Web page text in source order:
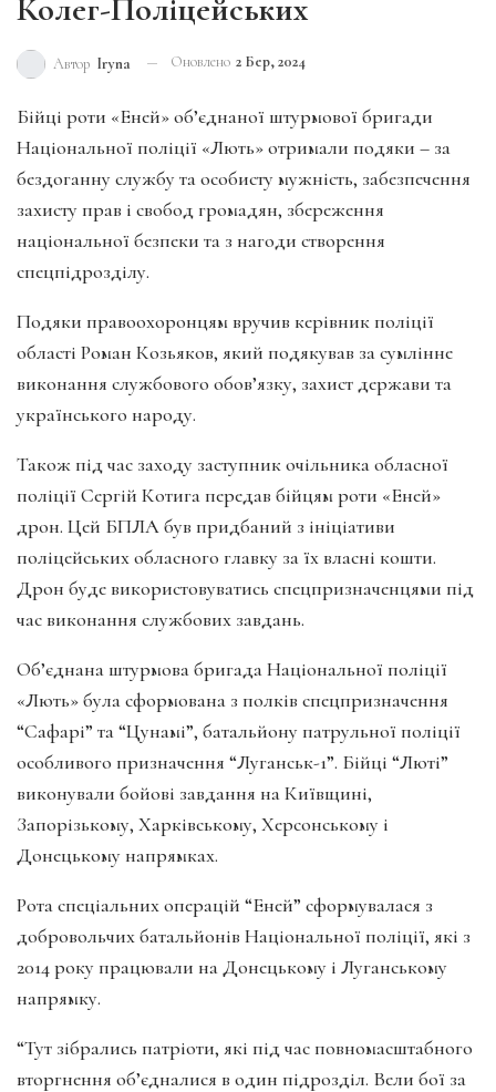
Колег-Поліцейських
Автор Iryna Оновлено 2 Бер, 2024
Бійці роти «Еней» об’єднаної штурмової бригади
Національної поліції «Лють» отримали подяки – за
бездоганну службу та особисту мужність, забезпечення
захисту прав і свобод громадян, збереження
національної безпеки та з нагоди створення
спецпідрозділу.
Подяки правоохоронцям вручив керівник поліції
області Роман Козьяков, який подякував за сумлінне
виконання службового обов’язку, захист держави та
українського народу.
Також під час заходу заступник очільника обласної
поліції Сергій Котига передав бійцям роти «Еней»
дрон. Цей БПЛА був придбаний з ініціативи
поліцейських обласного главку за їх власні кошти.
Дрон буде використовуватись спецпризначенцями під
час виконання службових завдань.
Об’єднана штурмова бригада Національної поліції
«Лють» була сформована з полків спецпризначення
“Сафарі” та “Цунамі”, батальйону патрульної поліції
особливого призначення “Луганськ-1”. Бійці “Люті”
виконували бойові завдання на Київщині,
Запорізькому, Харківському, Херсонському і
Донецькому напрямках.
Рота спеціальних операцій “Еней” сформувалася з
добровольчих батальйонів Національної поліції, які з
2014 року працювали на Донецькому і Луганському
напрямку.
“Тут зібрались патріоти, які під час повномасштабного
вторгнення об’єдналися в один підрозділ. Вели бої за